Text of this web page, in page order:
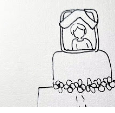
니다. 정부 업무계획 내용 추진 시기
2027년 중증장애인 생계급여 부양의
지원서비스 65세 이후 선택권 보장
간 긴급돌봄 확대 확대 추진 장애인
업무계획에 담긴 내용으로, 법 개정
입니다. 부모와 함께 살아도 장애인
복지부 업무계획이 발표된 뒤 많은
살면 장애인연금을 받을 수 없나요?"